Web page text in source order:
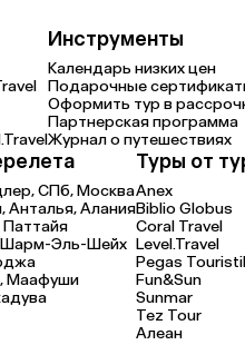
Инструменты
Календарь низких цен
Подарочные
Оформить тур в
Партнерская программа
Журнал о путешествиях
СПб,Москва
Анталья,Алания
Паттайя
Шарм-Эль-Шейх
Маафуши
Туры от
Anex
Biblio Globus
Coral Travel
Level.Travel
Pegas
Fun&Sun
Sunmar
Tez Tour
Алеан